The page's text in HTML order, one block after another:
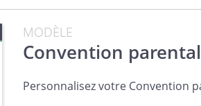
MODÈLE
Convention
Personnalisez votre Convention